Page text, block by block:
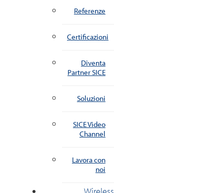
Referenze
Certificazioni
Diventa
Partner SICE
Soluzioni
SICE Video
Channel
Lavora con
noi